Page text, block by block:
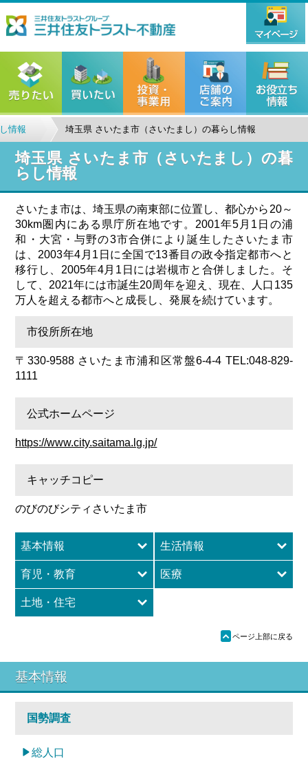
情報 埼玉県 さいたま市（さいたまし）の暮らし情報
埼玉県 さいたま市（さいたまし）の暮
らし情報
さいたま市は、埼玉県の南東部に位置し、都心から20～
30km圏内にある県庁所在地です。2001年5月1日の浦
和・大宮・与野の3市合併により誕生したさいたま市
は、2003年4月1日に全国で13番目の政令指定都市へと
移行し、2005年4月1日には岩槻市と合併しました。そ
して、2021年には市誕生20周年を迎え、現在、人口135
万人を超える都市へと成長し、発展を続けています。
市役所所在地
〒330-9588 さいたま市浦和区常盤6-4-4 TEL:048-829-
1111
公式ホームページ
https://www.city.saitama.lg.jp/
キャッチコピー
のびのびシティさいたま市
基本情報 生活情報
育児・教育 医療
土地・住宅
ü ページ上部に戻る
基本情報
国勢調査
総人口